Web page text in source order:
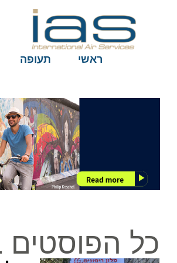
ראשי תעופה
כל הפוסטים